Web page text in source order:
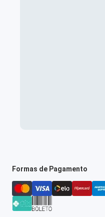
Formas de Pagamento